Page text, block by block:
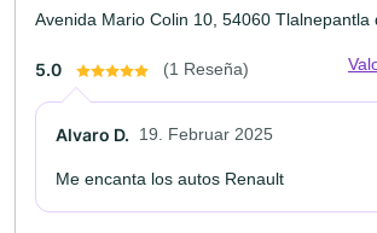
Avenida Mario Colin 10, 54060 Tlalnepantla
5.0 (1 Reseña)
Alvaro D. 19. Februar 2025
Me encanta los autos Renault